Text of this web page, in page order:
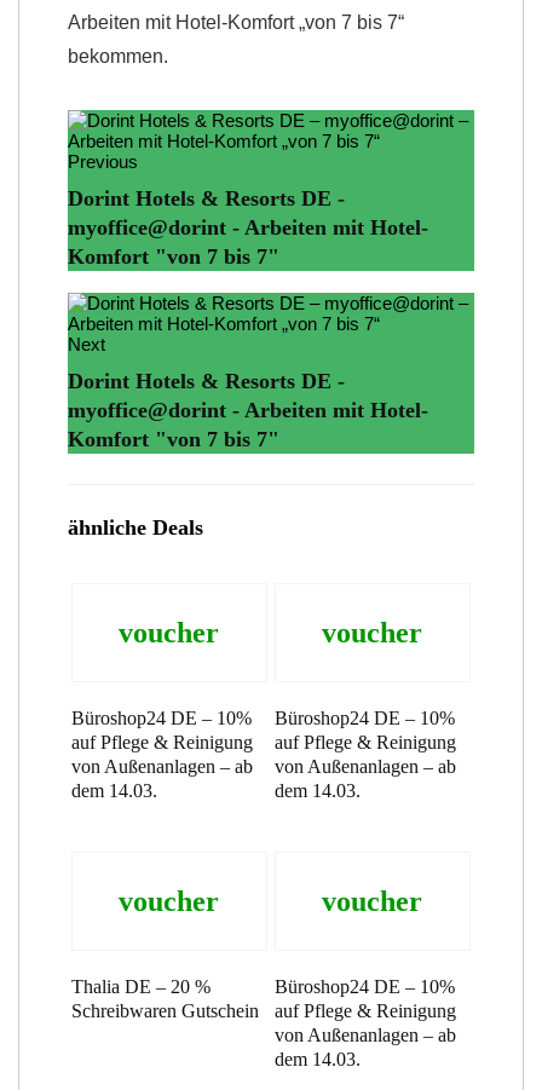
Arbeiten mit Hotel-Komfort „von 7 bis 7“
bekommen.
Previous
Dorint Hotels & Resorts DE -
myoffice@dorint - Arbeiten mit Hotel-
Komfort "von 7 bis 7"
Next
Dorint Hotels & Resorts DE -
myoffice@dorint - Arbeiten mit Hotel-
Komfort "von 7 bis 7"
ähnliche Deals
voucher
Büroshop24 DE – 10%
auf Pflege & Reinigung
von Außenanlagen – ab
dem 14.03.
voucher
Büroshop24 DE – 10%
auf Pflege & Reinigung
von Außenanlagen – ab
dem 14.03.
voucher
Thalia DE – 20 %
Schreibwaren Gutschein
voucher
Büroshop24 DE – 10%
auf Pflege & Reinigung
von Außenanlagen – ab
dem 14.03.